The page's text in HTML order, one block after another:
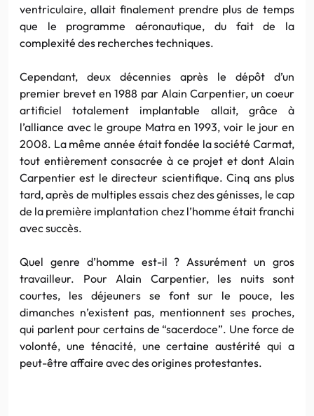
ventriculaire, allait finalement prendre plus de temps
que le programme aéronautique, du fait de la
complexité des recherches techniques.
Cependant, deux décennies après le dépôt d’un
premier brevet en 1988 par Alain Carpentier, un coeur
artificiel totalement implantable allait, grâce à
l’alliance avec le groupe Matra en 1993, voir le jour en
2008. La même année était fondée la société Carmat,
tout entièrement consacrée à ce projet et dont Alain
Carpentier est le directeur scientifique. Cinq ans plus
tard, après de multiples essais chez des génisses, le cap
de la première implantation chez l’homme était franchi
avec succès.
Quel genre d’homme est-il ? Assurément un gros
travailleur. Pour Alain Carpentier, les nuits sont
courtes, les déjeuners se font sur le pouce, les
dimanches n’existent pas, mentionnent ses proches,
qui parlent pour certains de “sacerdoce”. Une force de
volonté, une ténacité, une certaine austérité qui a
peut-être affaire avec des origines protestantes.